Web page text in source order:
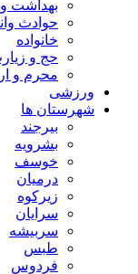
بهداشت
حوادث
خانواده
حج و
محرم و
ورزشی
شهرستان ها
بیرجند
بشرویه
خوسف
درمیان
زیرکوه
سرایان
سربیشه
طبس
فردوس